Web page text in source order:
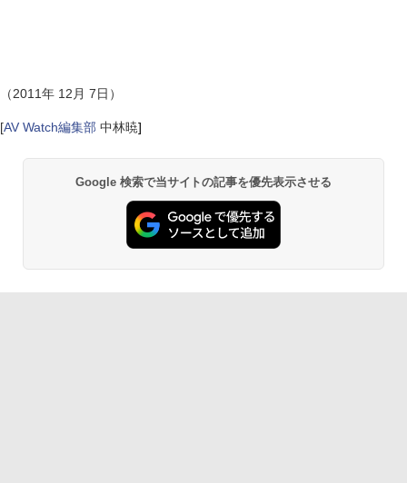
（2011年 12月 7日）
[AV Watch編集部 中林暁]
Google 検索で当サイトの記事を優先表示させる